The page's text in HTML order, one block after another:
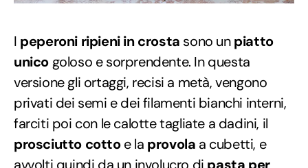
I peperoni ripieni in crosta sono unpiatto
unico goloso e sorprendente. In questa
versione gli ortaggi, recisi a metà, vengono
privati dei semi e dei filamenti bianchi interni,
farciti poi con le calotte tagliate a dadini, il
prosciutto cottoe la provola a cubetti, e
avvolti quindi da un involucro di pasta per